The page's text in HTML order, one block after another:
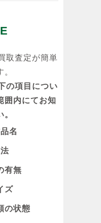
取査定が簡単
の項目につい
囲内にてお知
名
有無
ズ
の状態